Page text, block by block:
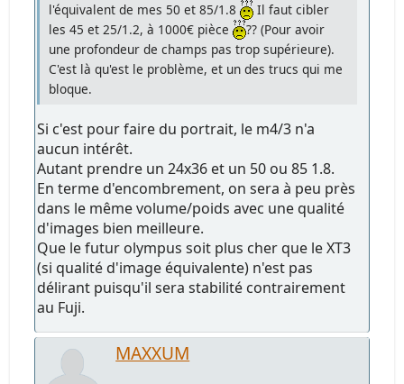
l'équivalent de mes 50 et 85/1.8
Il faut cibler
les 45 et 25/1.2, à 1000€ pièce
?? (Pour avoir
une profondeur de champs pas trop supérieure).
C'est là qu'est le problème, et un des trucs qui me
bloque.
Si c'est pour faire du portrait, le m4/3 n'a
aucun intérêt.
Autant prendre un 24x36 et un 50 ou 85 1.8.
En terme d'encombrement, on sera à peu près
dans le même volume/poids avec une qualité
d'images bien meilleure.
Que le futur olympus soit plus cher que le XT3
(si qualité d'image équivalente) n'est pas
délirant puisqu'il sera stabilité contrairement
au Fuji.
MAXXUM